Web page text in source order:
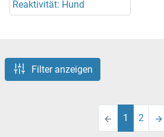
Reaktivität: Hund
Filter anzeigen
1 2